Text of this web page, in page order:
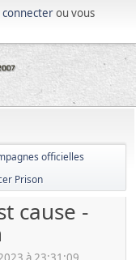
connecterou vous
officielles
Prison
cause -